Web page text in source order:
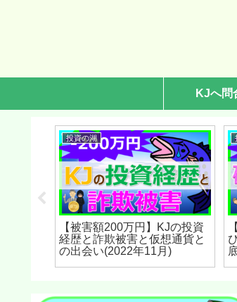
KJへ問
投資の湖
【被害額200万円】KJの投資
経歴と詐欺被害と仮想通貨と
の出会い(2022年11月)